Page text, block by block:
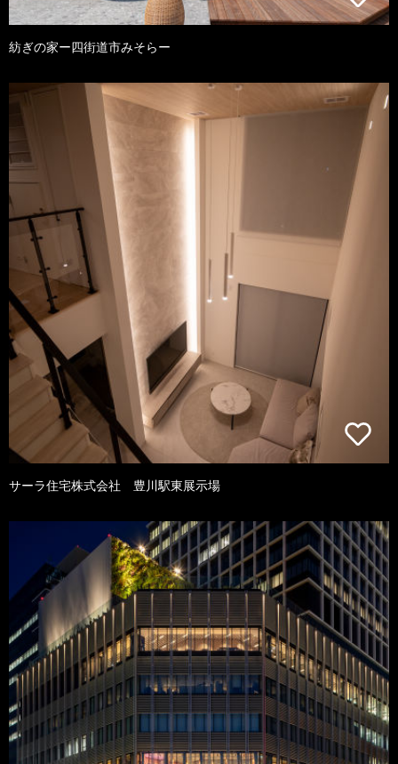
紡ぎの家ー四街道市みそらー
サーラ住宅株式会社 豊川駅東展示場